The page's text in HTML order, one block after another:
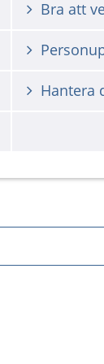
Bra att
Hantera